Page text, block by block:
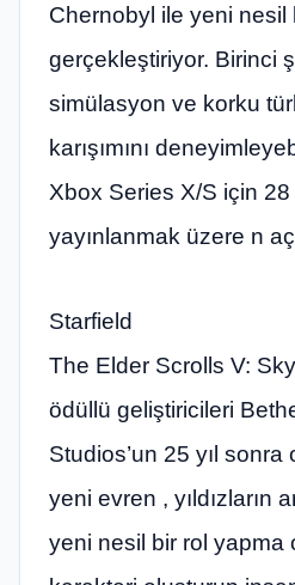
Chernobyl ile yeni nesil
gerçekleştiriyor. Birinci
simülasyon ve korku
karışımını
Xbox Series X/S için 28
yayınlanmak üzere n
Starfield
The Elder Scrolls V:
ödüllü geliştiricileri
Studios’un 25 yıl
yeni evren , yıldızların
yeni nesil bir rol yapma